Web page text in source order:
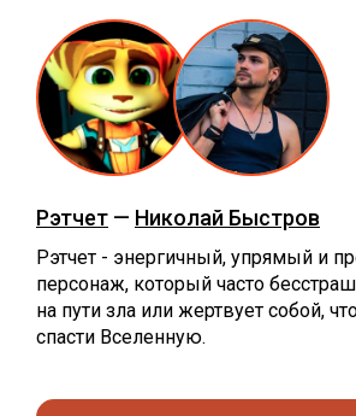
Рэтчет — Николай Быстров
Рэтчет - энергичный, упрямый и
персонаж, который часто
на пути зла или жертвует собой,
спасти Вселенную.